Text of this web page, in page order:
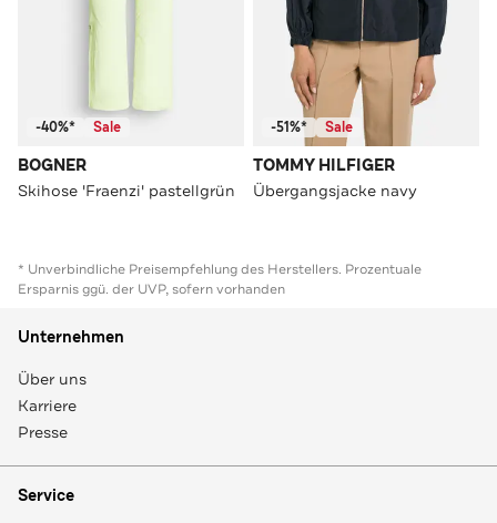
-40%* Sale
BOGNER
Skihose 'Fraenzi' pastellgrün
-51%* Sale
TOMMY HILFIGER
Übergangsjacke navy
* Unverbindliche Preisempfehlung des Herstellers. Prozentuale
Ersparnis ggü. der UVP, sofern vorhanden
Unternehmen
Über uns
Karriere
Presse
Service